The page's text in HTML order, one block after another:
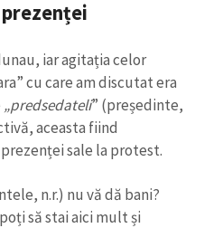
iar agitația celor
cu care am discutat era
„predsedateli” (președinte,
aceasta fiind
sale la protest.
n.r.) nu vă dă bani?
să stai aici mult și